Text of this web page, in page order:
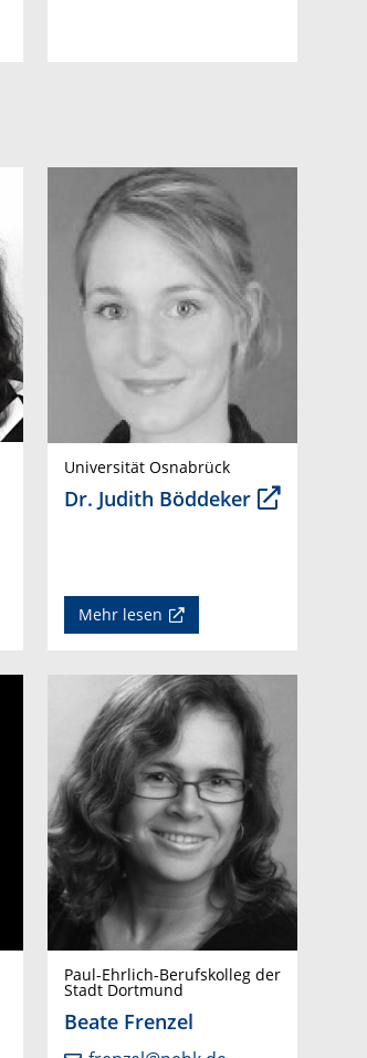
Universität Osnabrück
Dr. Judith Böddeker
Mehr lesen
Paul-Ehrlich-Berufskolleg der
Stadt Dortmund
Beate Frenzel